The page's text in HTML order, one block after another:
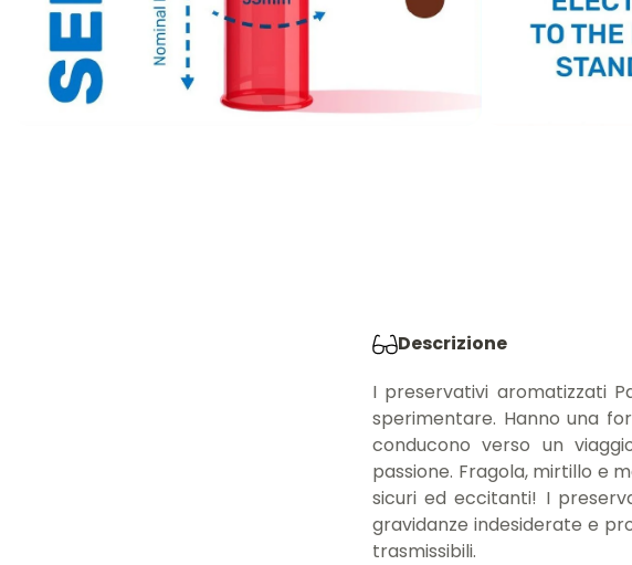
Descrizione
I preservativi aromatizzati
sperimentare. Hanno una
conducono verso un
passione. Fragola, mirtillo e
sicuri ed eccitanti! I
gravidanze indesiderate e
trasmissibili.